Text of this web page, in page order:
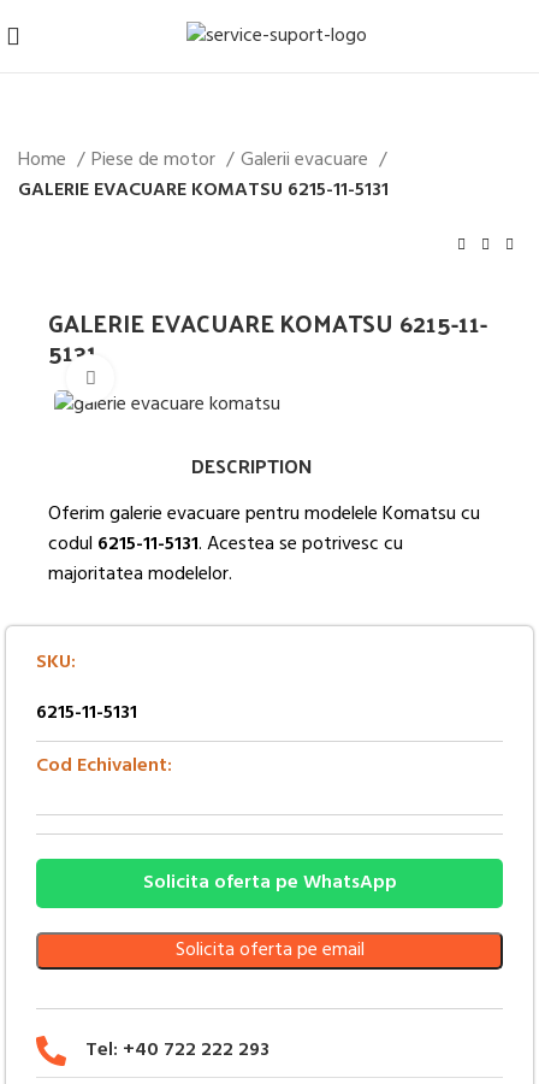
Home Piese de motor
Galerii evacuare
GALERIE EVACUARE KOMATSU 6215-11-5131
GALERIE EVACUARE KOMATSU 6215-11-
5131
DESCRIPTION
Oferim galerie evacuare pentru modelele Komatsu cu
codul 6215-11-5131. Acestea se potrivesc cu
majoritatea modelelor.
SKU:
6215-11-5131
Cod Echivalent:
Solicita oferta pe WhatsApp
Solicita oferta pe email
Tel: +40 722 222 293